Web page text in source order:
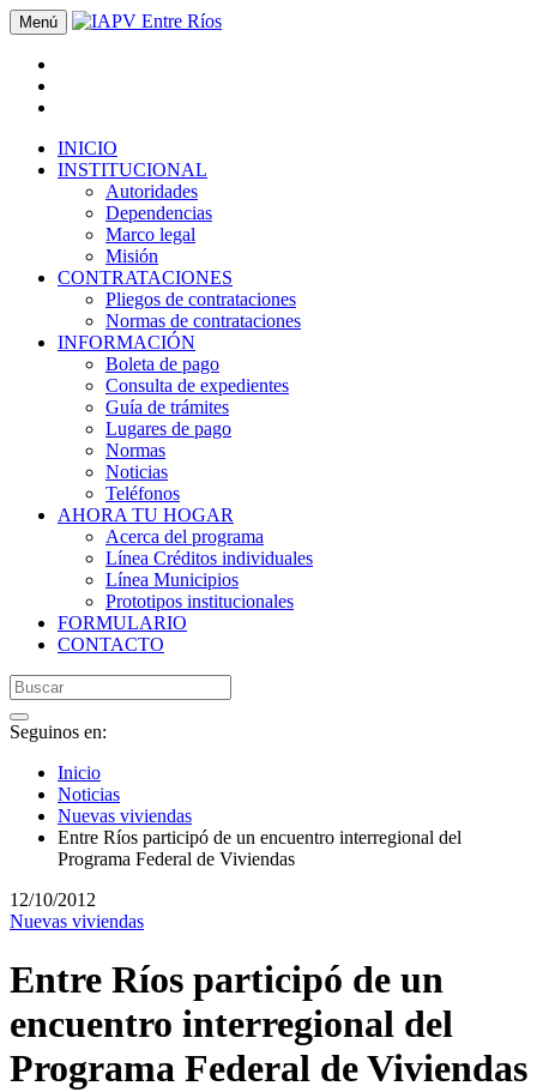
Menú
INICIO
INSTITUCIONAL
Autoridades
Dependencias
Marco legal
Misión
CONTRATACIONES
Pliegos de contrataciones
Normas de contrataciones
INFORMACIÓN
Boleta de pago
Consulta de expedientes
Guía de trámites
Lugares de pago
Normas
Noticias
Teléfonos
AHORA TU HOGAR
Acerca del programa
Línea Créditos individuales
Línea Municipios
Prototipos institucionales
FORMULARIO
CONTACTO
Seguinos en:
Inicio
Noticias
Nuevas viviendas
Entre Ríos participó de un encuentro interregional del
Programa Federal de Viviendas
12/10/2012
Nuevas viviendas
Entre Ríos participó de un
encuentro interregional del
Programa Federal de Viviendas